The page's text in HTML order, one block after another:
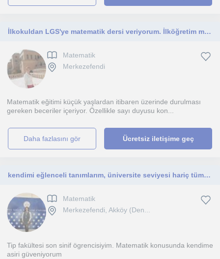
İlkokuldan LGS'ye matematik dersi veriyorum. İlköğretim matematik eğitimi yüksek lisansımı tamamladım,16 yıllık öğretmenim
Matematik
Merkezefendi
Matematik eğitimi küçük yaşlardan itibaren üzerinde durulması
gereken beceriler içeriyor. Özellikle sayı duyusu kon...
daha fazlasını gör Ücretsiz iletişime geç
kendimi eğlenceli tanımlarım, üniversite seviyesi hariç tüm matematik bilgilerine açığım
Matematik
Merkezefendi, Akköy (Den...
Tip fakültesi son sinif ögrencisiyim. Matematik konusunda kendime
asiri güveniyorum